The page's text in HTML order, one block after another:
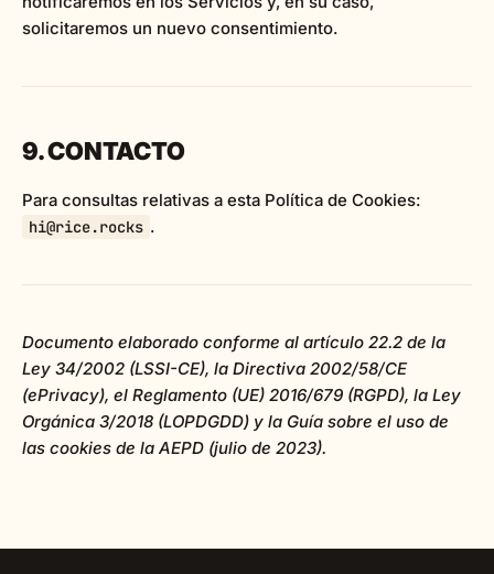
solicitaremos un nuevo consentimiento.
9. CONTACTO
Para consultas relativas a esta Política de Cookies:
hi@rice.rocks .
Documento elaborado conforme al artículo 22.2 de la
Ley 34/2002 (LSSI-CE), la Directiva 2002/58/CE
(ePrivacy), el Reglamento (UE) 2016/679 (RGPD), la Ley
Orgánica 3/2018 (LOPDGDD) y la Guía sobre el uso de
las cookies de la AEPD (julio de 2023).